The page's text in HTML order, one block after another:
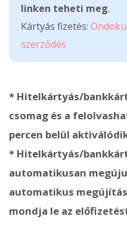
linken teheti meg.
Kártyás fizetés:
szerződés
* Hitelkártyás/
csomag és a
percen belül
* Hitelkártyás/
automatikusan
automatikus
mondja le az